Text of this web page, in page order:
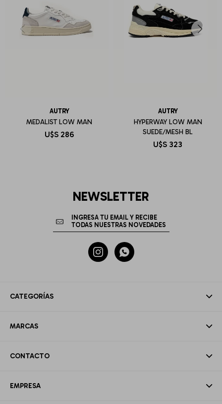
AUTRY
MEDALIST LOW MAN
U$S 286
AUTRY
HYPERWAY LOW MAN
SUEDE/MESH BL
U$S 323
CATEGORÍAS
MARCAS
CONTACTO
EMPRESA
NEWSLETTER
 